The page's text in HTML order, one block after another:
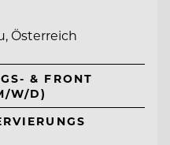
Österreich
& FRONT
W/D)